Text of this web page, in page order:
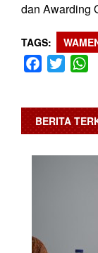
dan Awarding
TAGS
Facebook
Twitter
BERITA